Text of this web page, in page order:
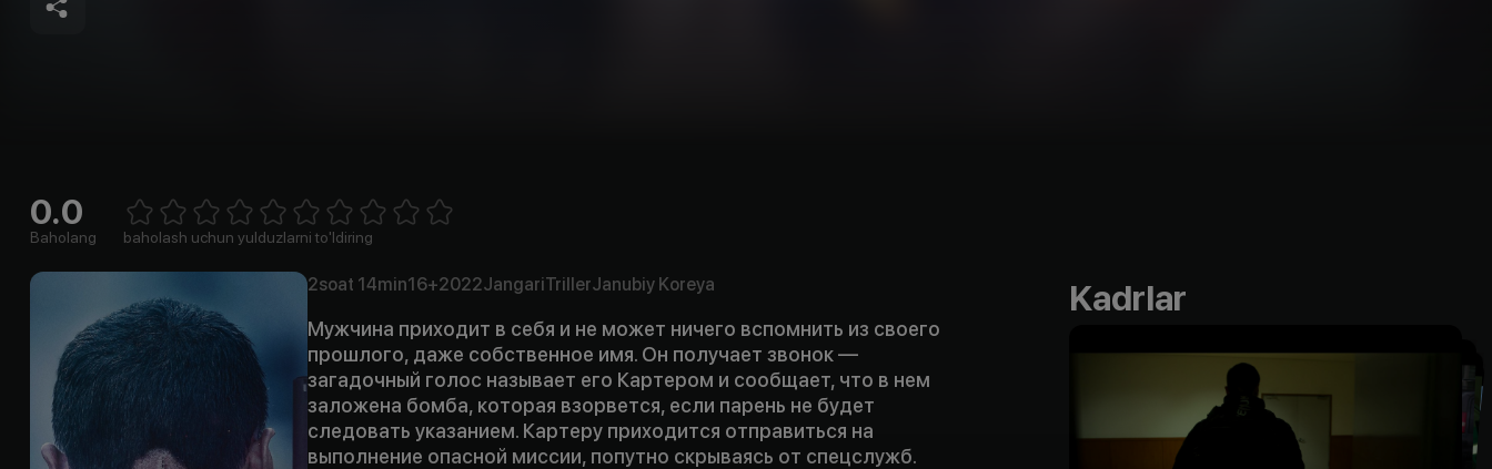
0.0
Baholang 1 Star2 Stars3 Stars4 Stars5 Stars6 Stars7 Stars8 Stars
baholash uchun yulduzlarni to'ldiring
2soat 14min16+2022JangariTrillerJanubiy Koreya
Мужчина приходит в себя и не может ничего вспомнить из своего
прошлого, даже собственное имя. Он получает звонок —
загадочный голос называет его Картером и сообщает, что в нем
заложена бомба, которая взорвется, если парень не будет
следовать указанием. Картеру приходится отправиться на
выполнение опасной миссии, попутно скрываясь от спецслужб.
Kadrlar